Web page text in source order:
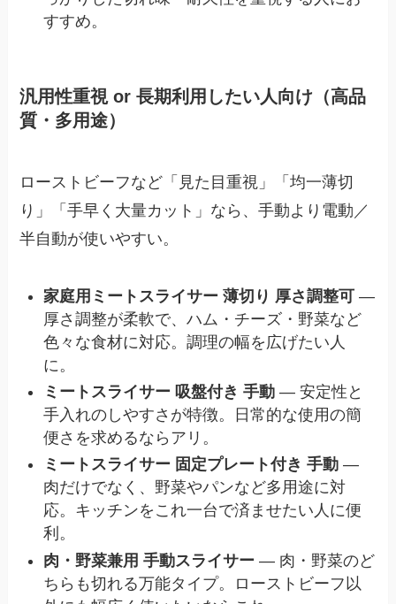
すすめ。
汎用性重視 or 長期利用したい人向け（高品
質・多用途）
ローストビーフなど「見た目重視」「均一薄切
り」「手早く大量カット」なら、手動より電動／
半自動が使いやすい。
家庭用ミートスライサー 薄切り 厚さ調整可 —
厚さ調整が柔軟で、ハム・チーズ・野菜など
色々な食材に対応。調理の幅を広げたい人
に。
ミートスライサー 吸盤付き 手動 — 安定性と
手入れのしやすさが特徴。日常的な使用の簡
便さを求めるならアリ。
ミートスライサー 固定プレート付き 手動 —
肉だけでなく、野菜やパンなど多用途に対
応。キッチンをこれ一台で済ませたい人に便
利。
肉・野菜兼用 手動スライサー — 肉・野菜のど
ちらも切れる万能タイプ。ローストビーフ以